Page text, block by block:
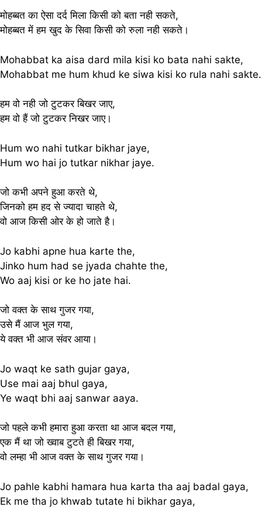
मोहब्बत का ऐसा दर्द मिला किसी को बता नही सकते,
मोहब्बत में हम खुद के सिवा किसी को रुला नही सकते।
Mohabbat ka aisa dard mila kisi ko bata nahi sakte,
Mohabbat me hum khud ke siwa kisi ko rula nahi sakte.
हम वो नही जो टुटकर बिखर जाए,
हम वो हैं जो टुटकर निखर जाए।
Hum wo nahi tutkar bikhar jaye,
Hum wo hai jo tutkar nikhar jaye.
जो कभी अपने हुआ करते थे,
जिनको हम हद से ज्यादा चाहते थे,
वो आज किसी ओर के हो जाते है।
Jo kabhi apne hua karte the,
Jinko hum had se jyada chahte the,
Wo aaj kisi or ke ho jate hai.
जो वक्त के साथ गुजर गया,
उसे मैं आज भुल गया,
ये वक्त भी आज संवर आया।
Jo waqt ke sath gujar gaya,
Use mai aaj bhul gaya,
Ye waqt bhi aaj sanwar aaya.
जो पहले कभी हमारा हुआ करता था आज बदल गया,
एक मैं था जो ख्वाब टुटते ही बिखर गया,
वो लम्हा भी आज वक्त के साथ गुजर गया।
Jo pahle kabhi hamara hua karta tha aaj badal gaya,
Ek me tha jo khwab tutate hi bikhar gaya,